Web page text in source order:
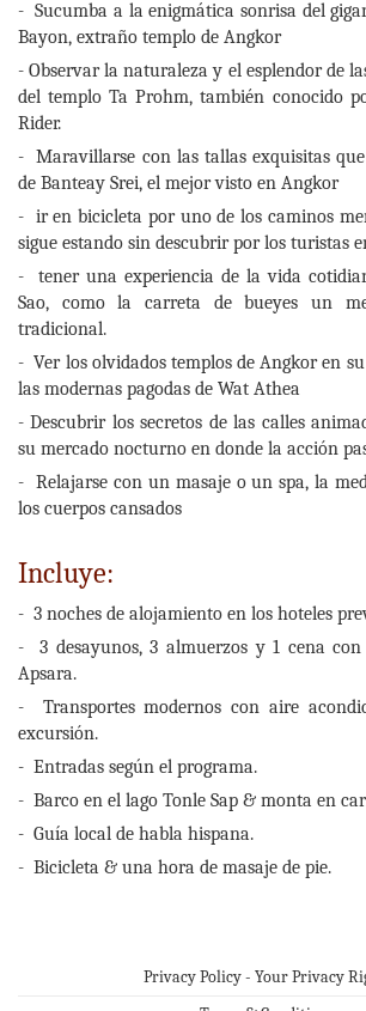
- Sucumba a la enigmática sonrisa del
Bayon, extraño templo de Angkor
- Observar la naturaleza y el esplendor de
del templo Ta Prohm, también conocido
Rider.
- Maravillarse con las tallas exquisitas
de Banteay Srei, el mejor visto en Angkor
- ir en bicicleta por uno de los caminos
sigue estando sin descubrir por los turistas
- tener una experiencia de la vida
Sao, como la carreta de bueyes un
tradicional.
- Ver los olvidados templos de Angkor en
las modernas pagodas de Wat Athea
- Descubrir los secretos de las calles
su mercado nocturno en donde la acción
- Relajarse con un masaje o un spa, la
los cuerpos cansados
Incluye:
- 3 noches de alojamiento en los hoteles
- 3 desayunos, 3 almuerzos y 1 cena
Apsara.
- Transportes modernos con aire
excursión.
- Entradas según el programa.
- Barco en el lago Tonle Sap & monta en
- Guía local de habla hispana.
- Bicicleta & una hora de masaje de pie.
Privacy Policy - Your Privacy